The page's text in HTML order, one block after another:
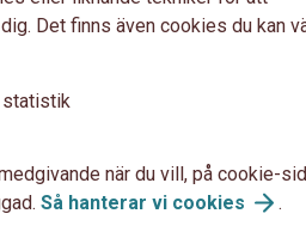
Det finns även cookies du kan
statistik
när du vill, på cookie-
Så hanterar vi cookies .